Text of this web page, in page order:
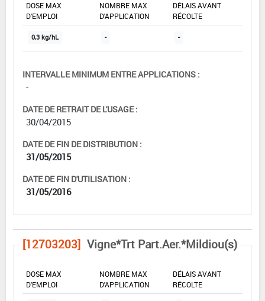
DOSE MAX
D'EMPLOI
NOMBRE MAX
D'APPLICATION
DÉLAIS AVANT
RÉCOLTE
0,3 kg/hL - -
INTERVALLE MINIMUM ENTRE APPLICATIONS :
-
DATE DE RETRAIT DE L'USAGE :
30/04/2015
DATE DE FIN DE DISTRIBUTION :
31/05/2015
DATE DE FIN D'UTILISATION :
31/05/2016
[12703203] Vigne*Trt Part.Aer.*Mildiou(s)
DOSE MAX
D'EMPLOI
NOMBRE MAX
D'APPLICATION
DÉLAIS AVANT
RÉCOLTE